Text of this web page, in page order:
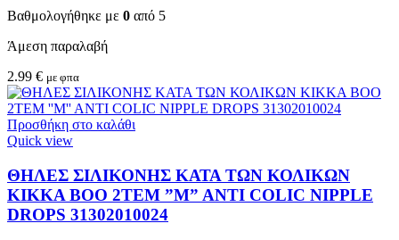
Βαθμολογήθηκε με 0 από 5
Άμεση παραλαβή
2.99 € με φπα
Προσθήκη στο καλάθι
Quick view
ΘΗΛΕΣ ΣΙΛΙΚΟΝΗΣ ΚΑΤΑ ΤΩΝ ΚΟΛΙΚΩΝ
KIKKA BOO 2TEM ”M” ANTI COLIC NIPPLE
DROPS 31302010024